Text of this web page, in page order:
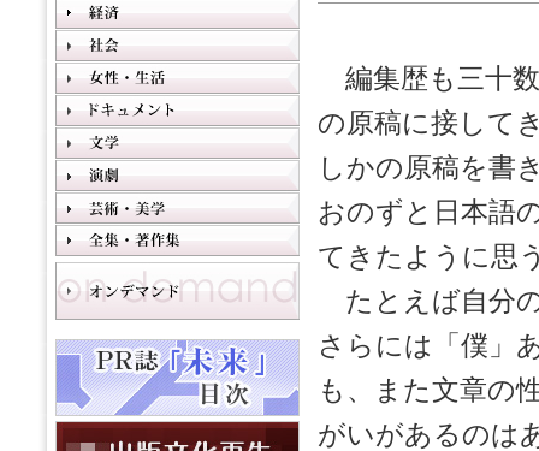
編集歴も三十
の原稿に接して
しかの原稿を書
おのずと日本語
てきたように思
たとえば自分
さらには「僕」
も、また文章の
がいがあるのは